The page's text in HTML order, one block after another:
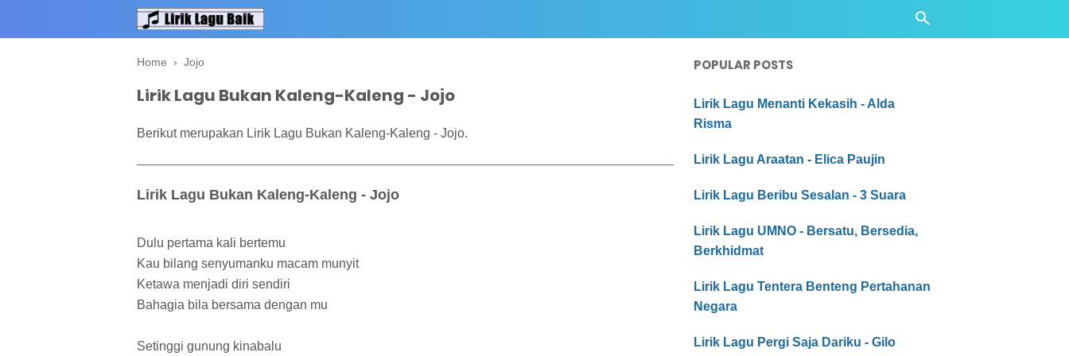
Home › Jojo
Lirik Lagu Bukan Kaleng-Kaleng - Jojo
Berikut merupakan Lirik Lagu Bukan Kaleng-Kaleng - Jojo.
Lirik Lagu Bukan Kaleng-Kaleng - Jojo
Dulu pertama kali bertemu
Kau bilang senyumanku macam munyit
Ketawa menjadi diri sendiri
Bahagia bila bersama dengan mu
Setinggi gunung kinabalu
POPULAR POSTS
Lirik Lagu Menanti Kekasih - Alda
Risma
Lirik Lagu Araatan - Elica Paujin
Lirik Lagu Beribu Sesalan - 3 Suara
Lirik Lagu UMNO - Bersatu, Bersedia,
Berkhidmat
Lirik Lagu Tentera Benteng Pertahanan
Negara
Lirik Lagu Pergi Saja Dariku - Gilo